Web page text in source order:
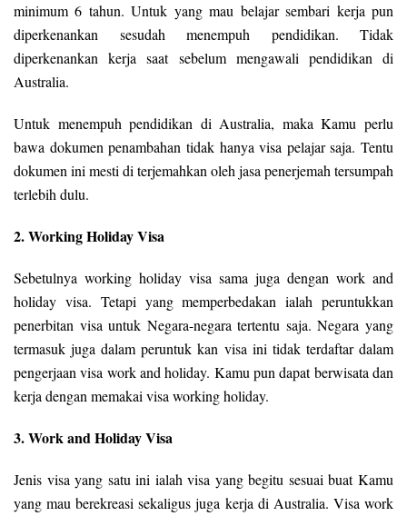
minimum 6 tahun. Untuk yang mau belajar sembari kerja pun
diperkenankan sesudah menempuh pendidikan. Tidak
diperkenankan kerja saat sebelum mengawali pendidikan di
Australia.
Untuk menempuh pendidikan di Australia, maka Kamu perlu
bawa dokumen penambahan tidak hanya visa pelajar saja. Tentu
dokumen ini mesti di terjemahkan oleh jasa penerjemah tersumpah
terlebih dulu.
2. Working Holiday Visa
Sebetulnya working holiday visa sama juga dengan work and
holiday visa. Tetapi yang memperbedakan ialah peruntukkan
penerbitan visa untuk Negara-negara tertentu saja. Negara yang
termasuk juga dalam peruntuk kan visa ini tidak terdaftar dalam
pengerjaan visa work and holiday. Kamu pun dapat berwisata dan
kerja dengan memakai visa working holiday.
3. Work and Holiday Visa
Jenis visa yang satu ini ialah visa yang begitu sesuai buat Kamu
yang mau berekreasi sekaligus juga kerja di Australia. Visa work